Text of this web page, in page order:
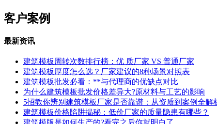
客户案例
最新资讯
建筑模板周转次数排行榜：优 质厂家 VS 普通厂家
建筑模板厚度怎么选？厂家建议的8种场景对照表
建筑模板批发必看：**与代理商的优缺点对比
为什么建筑模板批发价格差异大?原材料与工艺的影响
5招教你辨别建筑模板厂家是否靠谱：从资质到案例全解
建筑模板价格陷阱揭秘：低价厂家的质量隐患有哪些？